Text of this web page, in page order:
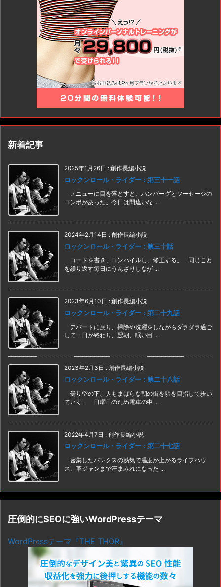
新着記事
2025年1月26日 : 創作長編小説
ロックンロール・ライダー：第三十一話
メニューに目を落とすと、ハンバーグとソーセージの
コンボがあった。今日は間違いな ...
2024年2月14日 : 創作長編小説
ロックンロール・ライダー：第三十話
コードを書き、コンパイルし、修正する。 同じこと
を繰り返す毎日にうんざりしなが ...
2023年6月10日 : 創作長編小説
ロックンロール・ライダー：第二十九話
アパートに戻り、掃除や洗濯をしながらダラダラ過ご
して一日が終わり、翌朝、眠い目 ...
2023年2月3日 : 創作長編小説
ロックンロール・ライダー：第二十八話
曇り空の下、人もまばらな朝の街を駅を目指して歩い
ていく。 日曜日のため電車の中 ...
2022年4月7日 : 創作長編小説
ロックンロール・ライダー：第二十七話
密集したパンクスの熱気で温度が上がるライブハウ
ス、革ジャンまで汗まみれになった ...
圧倒的にSEOに強いWordPressテーマ
WordPressテーマ『THE THOR』